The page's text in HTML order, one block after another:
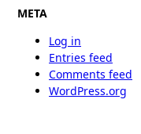
META
Log in
Entries feed
Comments feed
WordPress.org